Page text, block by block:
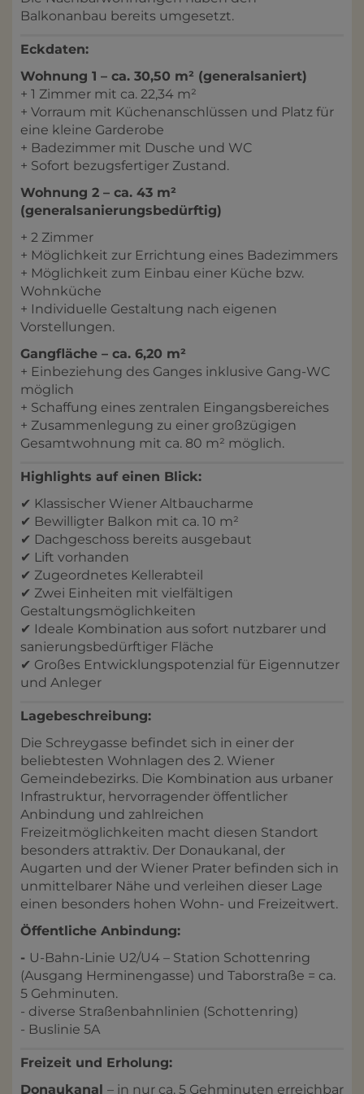
Balkonanbau bereits umgesetzt.
Eckdaten:
Wohnung 1 – ca. 30,50 m² (generalsaniert)
+ 1 Zimmer mit ca. 22,34 m²
+ Vorraum mit Küchenanschlüssen und Platz für
eine kleine Garderobe
+ Badezimmer mit Dusche und WC
+ Sofort bezugsfertiger Zustand.
Wohnung 2 – ca. 43 m²
(generalsanierungsbedürftig)
+ 2 Zimmer
+ Möglichkeit zur Errichtung eines Badezimmers
+ Möglichkeit zum Einbau einer Küche bzw.
Wohnküche
+ Individuelle Gestaltung nach eigenen
Vorstellungen.
Gangfläche – ca. 6,20 m²
+ Einbeziehung des Ganges inklusive Gang-WC
möglich
+ Schaffung eines zentralen Eingangsbereiches
+ Zusammenlegung zu einer großzügigen
Gesamtwohnung mit ca. 80 m² möglich.
Highlights auf einen Blick:
✔ Klassischer Wiener Altbaucharme
✔ Bewilligter Balkon mit ca. 10 m²
✔ Dachgeschoss bereits ausgebaut
✔ Lift vorhanden
✔ Zugeordnetes Kellerabteil
✔ Zwei Einheiten mit vielfältigen
Gestaltungsmöglichkeiten
✔ Ideale Kombination aus sofort nutzbarer und
sanierungsbedürftiger Fläche
✔ Großes Entwicklungspotenzial für Eigennutzer
und Anleger
Lagebeschreibung:
Die Schreygasse befindet sich in einer der
beliebtesten Wohnlagen des 2. Wiener
Gemeindebezirks. Die Kombination aus urbaner
Infrastruktur, hervorragender öffentlicher
Anbindung und zahlreichen
Freizeitmöglichkeiten macht diesen Standort
besonders attraktiv. Der Donaukanal, der
Augarten und der Wiener Prater befinden sich in
unmittelbarer Nähe und verleihen dieser Lage
einen besonders hohen Wohn- und Freizeitwert.
Öffentliche Anbindung:
- U-Bahn-Linie U2/U4 – Station Schottenring
(Ausgang Herminengasse) und Taborstraße = ca.
5 Gehminuten.
- diverse Straßenbahnlinien (Schottenring)
- Buslinie 5A
Freizeit und Erholung:
Donaukanal – in nur ca. 5 Gehminuten erreichbar